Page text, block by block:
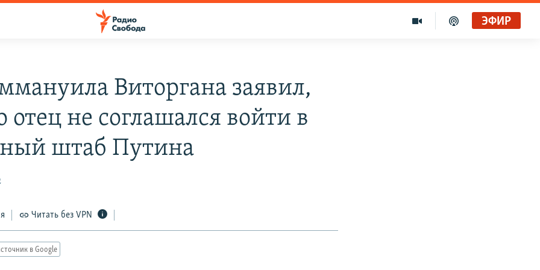
ЭФИР
Виторгана заявил,
отец не соглашался войти в
штаб Путина
Читать без VPN
в Google